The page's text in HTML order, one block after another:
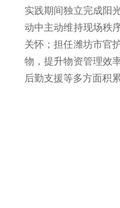
实践期间独立完成阳
动中主动维持现场秩
关怀；担任潍坊市官
物，提升物资管理效
后勤支援等多方面积